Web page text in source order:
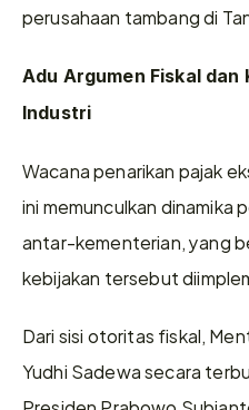
perusahaan tambang di
Adu Argumen Fiskal dan
Industri
Wacana penarikan pajak
ini memunculkan dinamika
antar-kementerian, yang
kebijakan tersebut
Dari sisi otoritas fiskal,
Yudhi Sadewa secara